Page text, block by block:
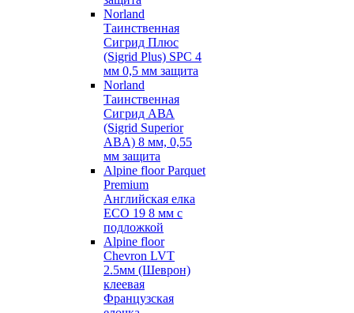
Norland
Таинственная
Сигрид Плюс
(Sigrid Plus) SPC 4
мм 0,5 мм защита
Norland
Таинственная
Сигрид АВА
(Sigrid Superior
ABA) 8 мм, 0,55
мм защита
Alpine floor Parquet
Premium
Английская елка
ECO 19 8 мм с
подложкой
Alpine floor
Chevron LVT
2.5мм (Шеврон)
клеевая
Французская